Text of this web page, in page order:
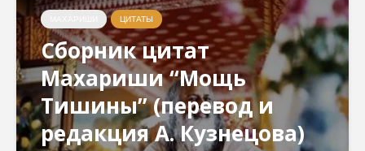
ЦИТАТЫ
Сборник цитат
Махариши “Мощь
Тишины” (перевод и
редакция А. Кузнецова)